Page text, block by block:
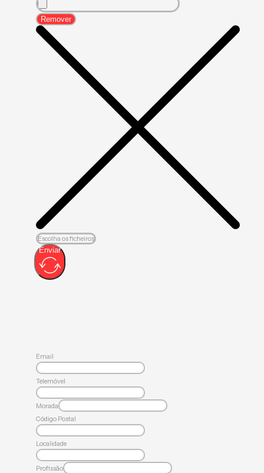
Remover
Escolha os ficheiros
Enviar
Email
Telemóvel
Morada
Código Postal
Localidade
Profissão